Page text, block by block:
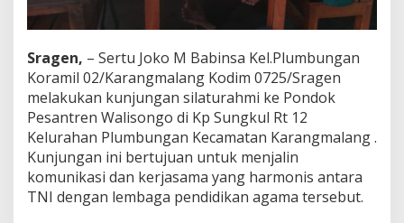
i
l
t
u
r
a
h
m
i
Sragen, – Sertu Joko M Babinsa Kel.Plumbungan
Koramil 02/Karangmalang Kodim 0725/Sragen
melakukan kunjungan silaturahmi ke Pondok
Pesantren Walisongo di Kp Sungkul Rt 12
Kelurahan Plumbungan Kecamatan Karangmalang .
Kunjungan ini bertujuan untuk menjalin
komunikasi dan kerjasama yang harmonis antara
TNI dengan lembaga pendidikan agama tersebut.